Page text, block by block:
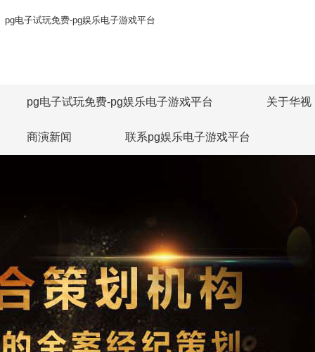
pg电子试玩免费-pg娱乐电子游戏平台
pg电子试玩免费-pg娱乐电子游戏平台 关于华视
商演新闻 联系pg娱乐电子游戏平台